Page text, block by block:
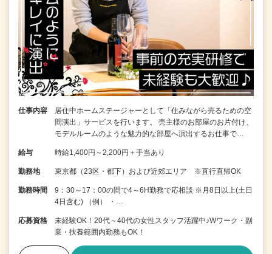
仕事内容
居住中ホームステージャーとして「住みながら売るための空
間演出」サービスを行います。 売主様のお部屋のお片付け、
モデルルームのような魅力的な部屋へ演出するお仕事で…
給与 時給1,400円～2,200円＋手当あり
勤務地 東京都（23区・都下）および近郊エリア ※直行直帰OK
勤務時間
9：30～17：00の間で4～6H勤務で応相談 ※月8日以上(土日
4日含む) （例） ・…
応募資格
未経験OK！20代～40代の女性スタッフ活躍中♪Wワーク・副
業・扶養範囲内勤務もOK！